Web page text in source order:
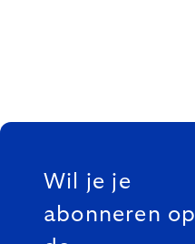
FOOTER
Wil je je
abonneren op